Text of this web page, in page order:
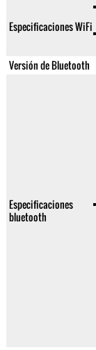
Especificaciones WiFi
Versión de Bluetooth
Especificaciones
bluetooth